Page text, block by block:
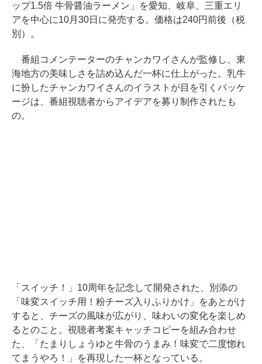
ップ1.5倍 牛骨醤油ラーメン」を愛知、岐阜、三重エリ
アを中心に10月30日に発売する。価格は240円前後（税
別）。
番組コメンテーターのチャンカワイさんが監修し、東
海地方の美味しさを詰め込んだ一杯に仕上がった。乳牛
に扮したチャンカワイさんのイラストが目を引くパッケ
ージは、番組視聴者からアイデアを募り制作されたも
の。
「スイッチ！」10周年を記念して開発された、別添の
「味変スイッチ用！粉チーズ入りふりかけ」をあとがけ
すると、チーズの風味が広がり、味わいの変化を楽しめ
るとのこと。視聴者考案キャッチコピーを組み合わせ
た、「たまりしょうゆと牛骨のうまみ！味変で二度惚れ
てまうやろ！」を再現した一杯となっている。